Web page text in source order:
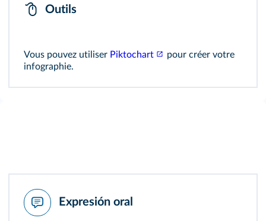
Outils
Vous pouvez utiliser Piktochart
pour créer votre
infographie.
Expresión oral